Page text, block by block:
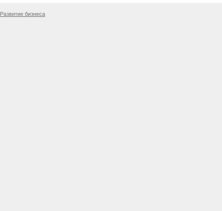
Развитие бизнеса